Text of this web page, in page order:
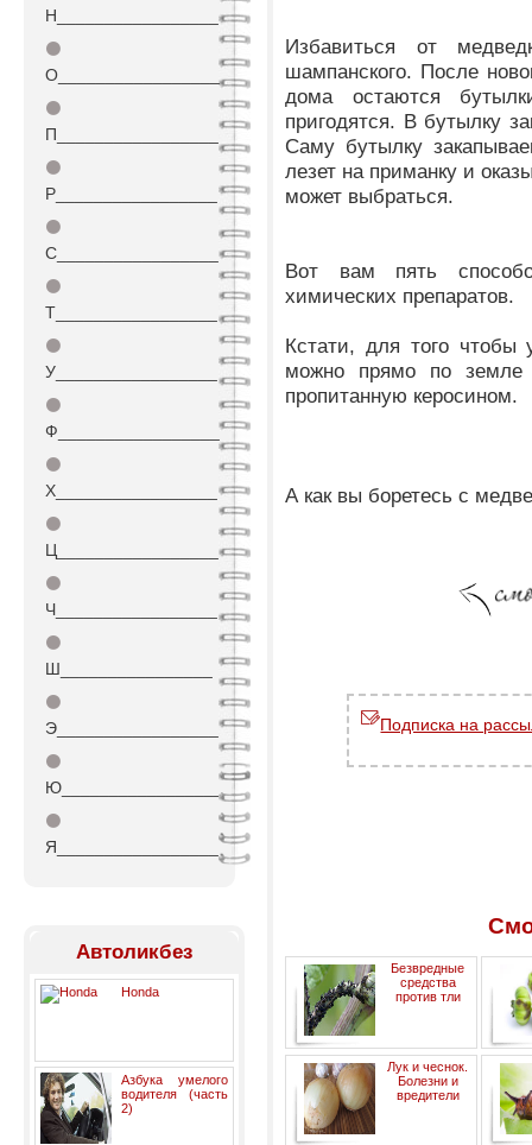
Н_________________
⚫
О_________________
⚫
П_________________
⚫
Р_________________
⚫
С_________________
⚫
Т_________________
⚫
У_________________
⚫
Ф_________________
⚫
Х_________________
⚫
Ц_________________
⚫
Ч_________________
⚫
Ш________________
⚫
Э_________________
⚫
Ю_________________
⚫
Я_________________
Автоликбез
Honda
Азбука умелого
водителя (часть
2)
Избавиться от
шампанского. После
дома остаются
пригодятся. В бутылку
Саму бутылку
лезет на приманку и
может выбраться.
Вот вам пять
химических препаратов.
Кстати, для того чтобы
можно прямо по земле
пропитанную керосином.
А как вы боретесь с
Подписка на
Безвредные
средства
против тли
Лук и чеснок.
Болезни и
вредители